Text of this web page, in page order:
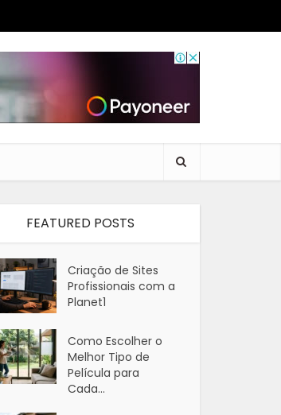
FEATURED POSTS
Criação de Sites
Profissionais com a
Planet1
Como Escolher o
Melhor Tipo de
Película para
Cada...